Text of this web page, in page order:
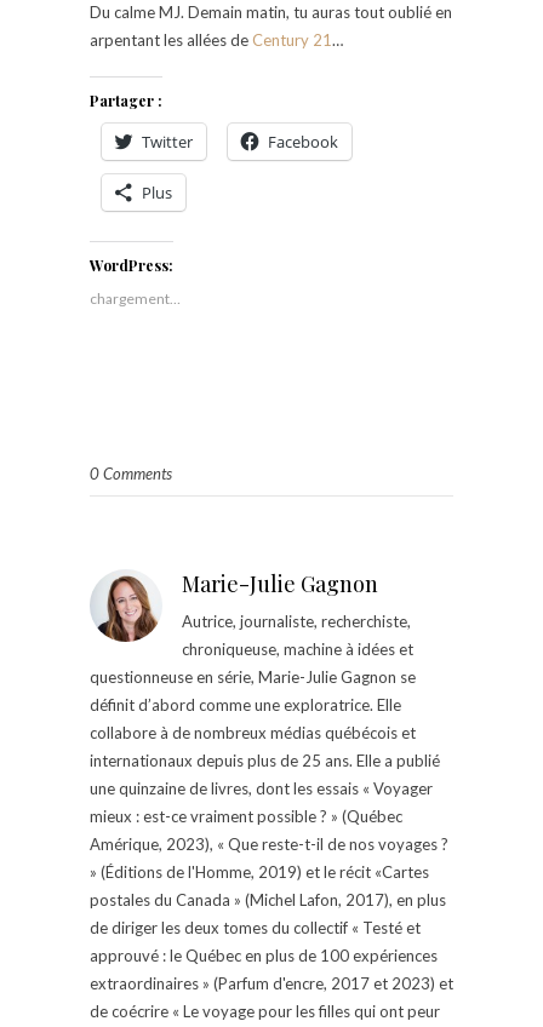
Du calme MJ. Demain matin, tu auras tout oublié en
arpentant les allées de Century 21…
Partager :
Twitter Facebook
Plus
WordPress:
chargement…
0 Comments
Marie-Julie Gagnon
Autrice, journaliste, recherchiste,
chroniqueuse, machine à idées et
questionneuse en série, Marie-Julie Gagnon se
définit d’abord comme une exploratrice. Elle
collabore à de nombreux médias québécois et
internationaux depuis plus de 25 ans. Elle a publié
une quinzaine de livres, dont les essais « Voyager
mieux : est-ce vraiment possible ? » (Québec
Amérique, 2023), « Que reste-t-il de nos voyages ?
» (Éditions de l'Homme, 2019) et le récit «Cartes
postales du Canada » (Michel Lafon, 2017), en plus
de diriger les deux tomes du collectif « Testé et
approuvé : le Québec en plus de 100 expériences
extraordinaires » (Parfum d'encre, 2017 et 2023) et
de coécrire « Le voyage pour les filles qui ont peur